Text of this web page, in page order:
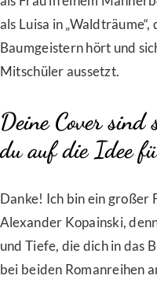
als Luisa in
Baumgeistern hört und
Mitschüler aussetzt.
Deine Cover
du auf die Idee
Danke! Ich bin ein großer
Alexander Kopainski,
und Tiefe, die dich in das
bei beiden Romanreihen